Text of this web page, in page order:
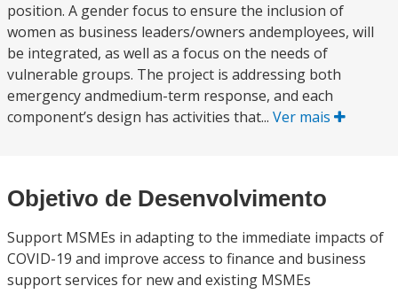
position. A gender focus to ensure the inclusion of
women as business leaders/owners andemployees, will
be integrated, as well as a focus on the needs of
vulnerable groups. The project is addressing both
emergency andmedium-term response, and each
component’s design has activities that... Ver mais
Objetivo de Desenvolvimento
Support MSMEs in adapting to the immediate impacts of
COVID-19 and improve access to finance and business
support services for new and existing MSMEs